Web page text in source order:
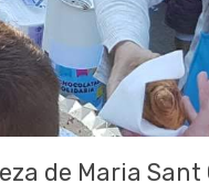
de Maria